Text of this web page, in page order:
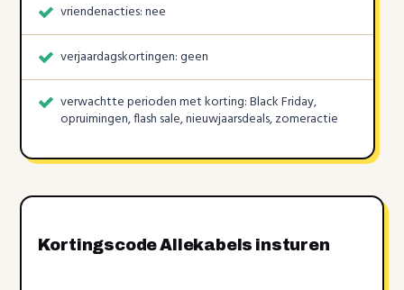
vriendenacties: nee
verjaardagskortingen: geen
verwachtte perioden met korting: Black Friday,
opruimingen, flash sale, nieuwjaarsdeals, zomeractie
Kortingscode Allekabels insturen